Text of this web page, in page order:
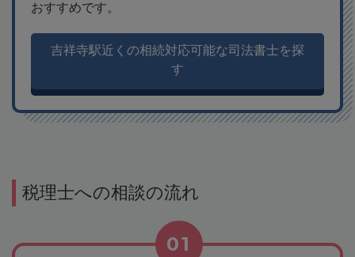
おすすめです。
吉祥寺駅近くの相続対応可能な司法書士を探
す
税理士への相談の流れ
01